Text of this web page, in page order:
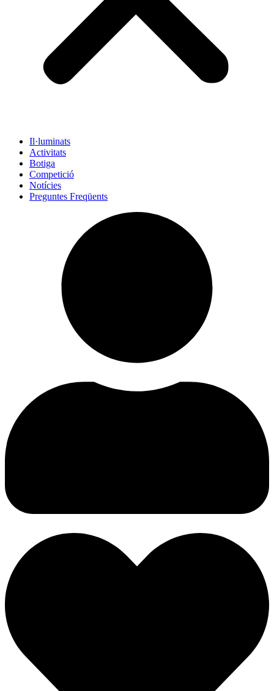
Il·luminats
Activitats
Botiga
Competició
Notícies
Preguntes Freqüents